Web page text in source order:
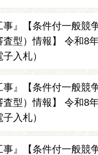
事』【条件付一般競
査型）情報】 令和8
入札）
事』【条件付一般競
査型）情報】 令和8
入札）
事』【条件付一般競